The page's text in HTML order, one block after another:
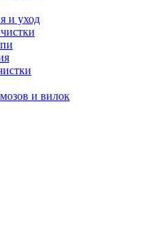
и уход
и вилок